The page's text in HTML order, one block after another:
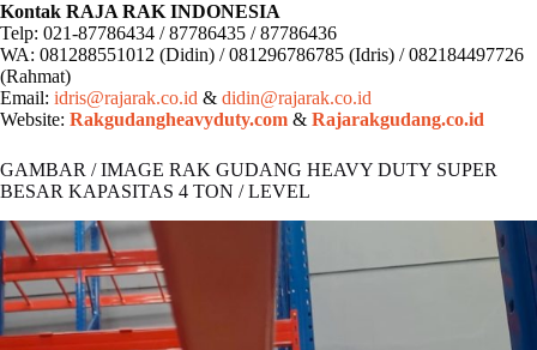
Kontak RAJA RAK INDONESIA
Telp: 021-87786434 / 87786435 / 87786436
WA: 081288551012 (Didin) / 081296786785 (Idris) / 082184497726
(Rahmat)
Email: idris@rajarak.co.id & didin@rajarak.co.id
Website: Rakgudangheavyduty.com & Rajarakgudang.co.id
GAMBAR / IMAGE RAK GUDANG HEAVY DUTY SUPER
BESAR KAPASITAS 4 TON / LEVEL